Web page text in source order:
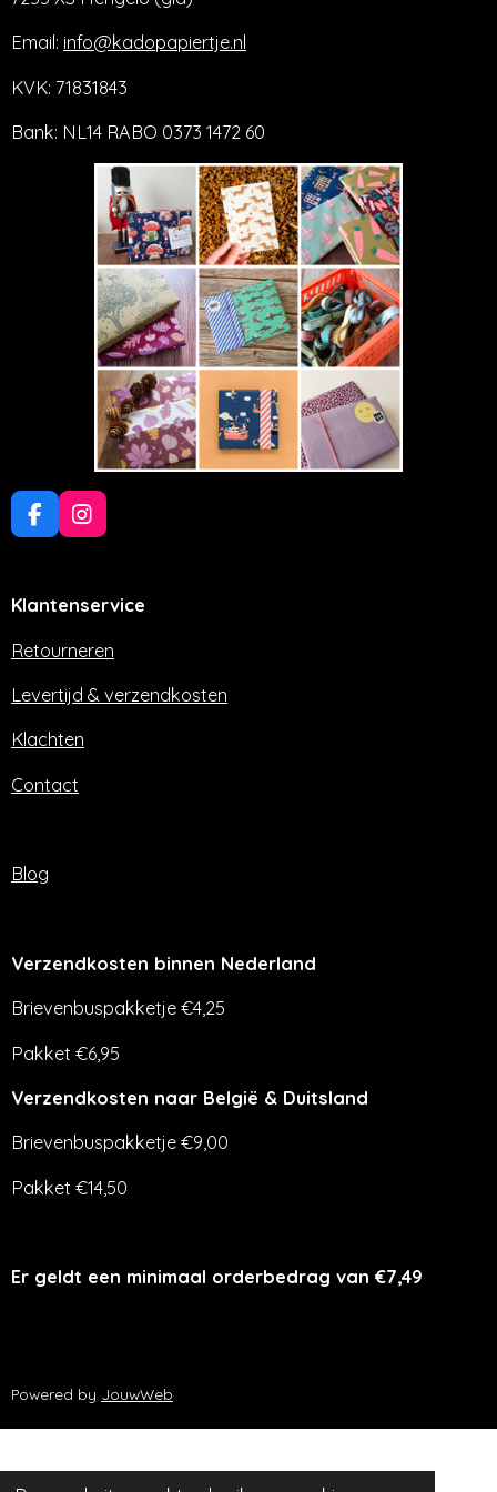
Email: info@kadopapiertje.nl
KVK: 71831843
Bank: NL14 RABO 0373 1472 60
F
a
b
o
I
n
a
r
m
Klantenservice
Retourneren
Levertijd & verzendkosten
Klachten
Contact
Blog
Verzendkosten binnen Nederland
Brievenbuspakketje €4,25
Pakket €6,95
Verzendkosten naar België & Duitsland
Brievenbuspakketje €9,00
Pakket €14,50
Er geldt een minimaal orderbedrag van €7,49
Powered by JouwWeb